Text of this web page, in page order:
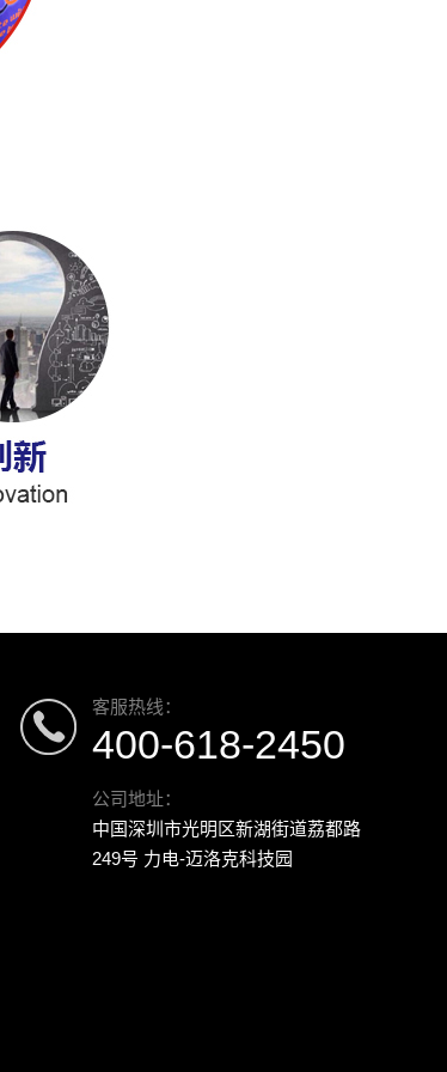
客服热线：
400-618-2450
公司地址：
中国深圳市光明区新湖街道荔都路
249号 力电-迈洛克科技园